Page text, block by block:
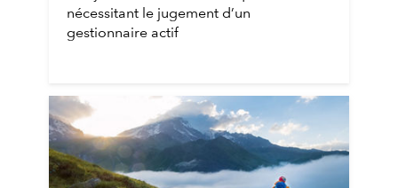
nécessitant le jugement d’un
gestionnaire actif